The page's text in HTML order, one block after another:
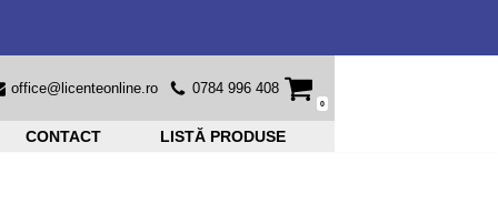
office@licenteonline.ro 0784 996 408
0
CONTACT LISTĂ PRODUSE